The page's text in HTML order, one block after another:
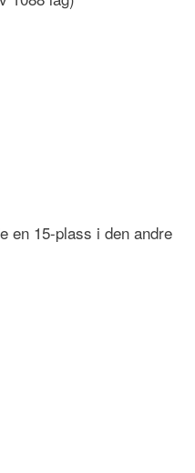
en 15-plass i den andre